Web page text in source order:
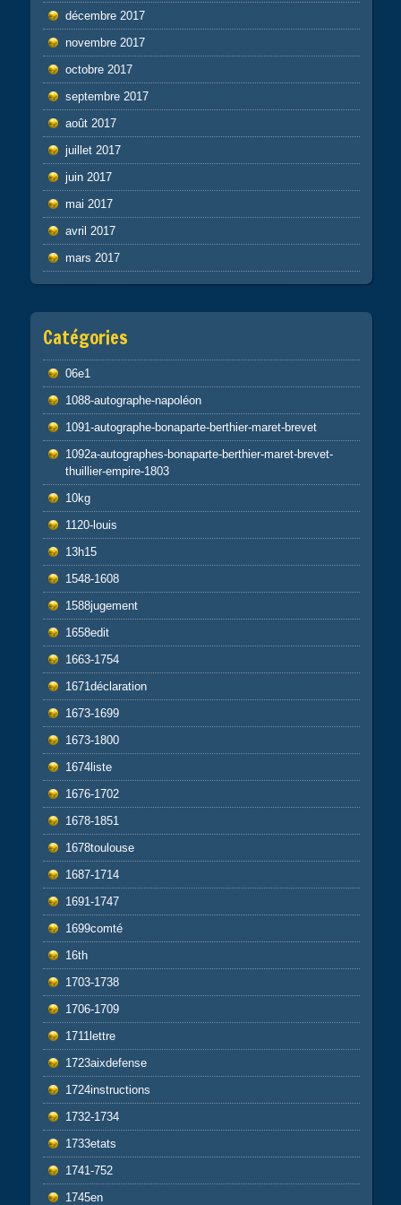
décembre 2017
novembre 2017
octobre 2017
septembre 2017
août 2017
juillet 2017
juin 2017
mai 2017
avril 2017
mars 2017
Catégories
06e1
1088-autographe-napoléon
1091-autographe-bonaparte-berthier-maret-brevet
1092a-autographes-bonaparte-berthier-maret-brevet-
thuillier-empire-1803
10kg
1120-louis
13h15
1548-1608
1588jugement
1658edit
1663-1754
1671déclaration
1673-1699
1673-1800
1674liste
1676-1702
1678-1851
1678toulouse
1687-1714
1691-1747
1699comté
16th
1703-1738
1706-1709
1711lettre
1723aixdefense
1724instructions
1732-1734
1733etats
1741-752
1745en